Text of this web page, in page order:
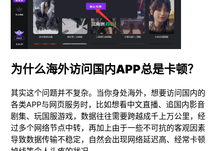
为什么海外访问国内APP总是卡顿？
其实这个问题并不复杂。当你身处海外，想要访问国内的
各类APP与网页服务时，比如想看中文直播、追国内影音
剧集、玩国服游戏，数据往往需要跨越成千上万公里，经
过多个网络节点中转，再加上由于一些不可抗的客观因素
导致数据传输不稳定，自然会出现网络延迟高、经常卡顿